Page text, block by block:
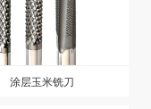
涂层玉米铣刀